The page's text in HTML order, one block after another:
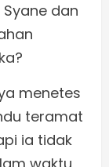
dan
menetes
teramat
ia tidak